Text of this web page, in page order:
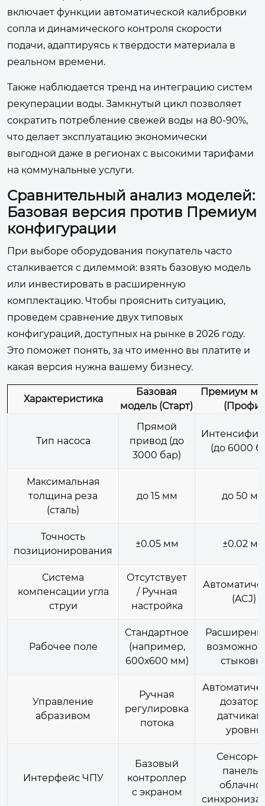
включает функции автоматической калибровки
сопла и динамического контроля скорости
подачи, адаптируясь к твердости материала в
реальном времени.
Также наблюдается тренд на интеграцию систем
рекуперации воды. Замкнутый цикл позволяет
сократить потребление свежей воды на 80-90%,
что делает эксплуатацию экономически
выгодной даже в регионах с высокими тарифами
на коммунальные услуги.
Сравнительный анализ моделей:
Базовая версия против Премиум
конфигурации
При выборе оборудования покупатель часто
сталкивается с дилеммой: взять базовую модель
или инвестировать в расширенную
комплектацию. Чтобы прояснить ситуацию,
проведем сравнение двух типовых
конфигураций, доступных на рынке в 2026 году.
Это поможет понять, за что именно вы платите и
какая версия нужна вашему бизнесу.
Характеристика
Базовая
модель (Старт)
Премиум
(Профи)
Тип насоса
Прямой
привод (до
3000 бар)
(до 6000
Максимальная
толщина реза
(сталь)
до 15 мм до 50 мм
Точность
позиционирования
±0.05 мм ±0.02 мм
Система
компенсации угла
струи
Отсутствует
/ Ручная
настройка
(ACJ)
Рабочее поле
Стандартное
(например,
600х600 мм)
Управление
абразивом
Ручная
регулировка
потока
дозатор
уровня
Интерфейс ЧПУ
Базовый
контроллер
с экраном
панель с